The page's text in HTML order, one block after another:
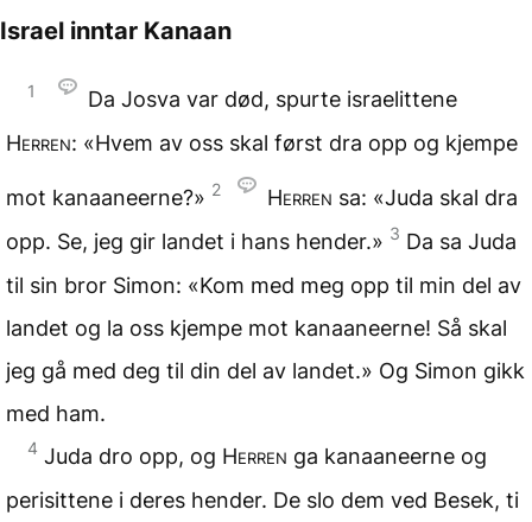
Israel inntar Kanaan
1
Da Josva var død, spurte israelittene
Herren: «Hvem av oss skal først dra opp og kjempe
mot kanaaneerne?» 2 Herren sa: «Juda skal dra
opp. Se, jeg gir landet i hans hender.» 3 Da sa Juda
til sin bror Simon: «Kom med meg opp til min del av
landet og la oss kjempe mot kanaaneerne! Så skal
jeg gå med deg til din del av landet.» Og Simon gikk
med ham.
4 Juda dro opp, og Herren ga kanaaneerne og
perisittene i deres hender. De slo dem ved Besek, ti